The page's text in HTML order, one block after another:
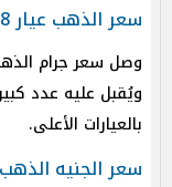
سعر الذهب عيار 18 اليوم
ويُقبل عليه عدد
بالعيارات الأعلى.
سعر الجنيه